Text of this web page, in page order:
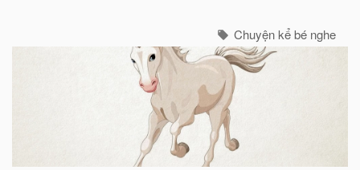
Chuyện kể bé nghe